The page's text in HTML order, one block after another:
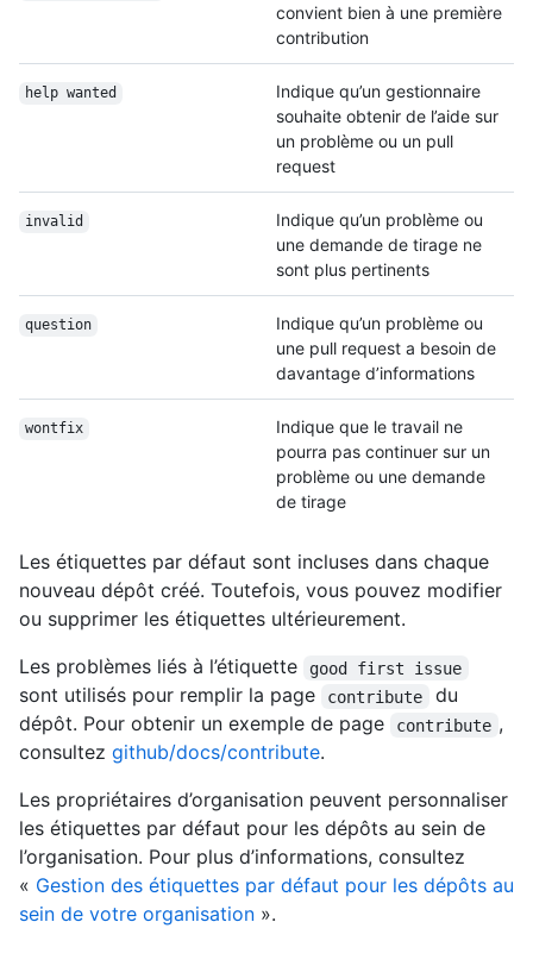
convient bien à une première
contribution
help wanted
Indique qu’un gestionnaire
souhaite obtenir de l’aide sur
un problème ou un pull
request
invalid
Indique qu’un problème ou
une demande de tirage ne
sont plus pertinents
question
Indique qu’un problème ou
une pull request a besoin de
davantage d’informations
wontfix
Indique que le travail ne
pourra pas continuer sur un
problème ou une demande
de tirage
Les étiquettes par défaut sont incluses dans chaque
nouveau dépôt créé. Toutefois, vous pouvez modifier
ou supprimer les étiquettes ultérieurement.
Les problèmes liés à l’étiquette
good first issue
sont utilisés pour remplir la page contribute
du
dépôt. Pour obtenir un exemple de page
contribute ,
consultez github/docs/contribute.
Les propriétaires d’organisation peuvent personnaliser
les étiquettes par défaut pour les dépôts au sein de
l’organisation. Pour plus d’informations, consultez
« Gestion des étiquettes par défaut pour les dépôts au
sein de votre organisation ».